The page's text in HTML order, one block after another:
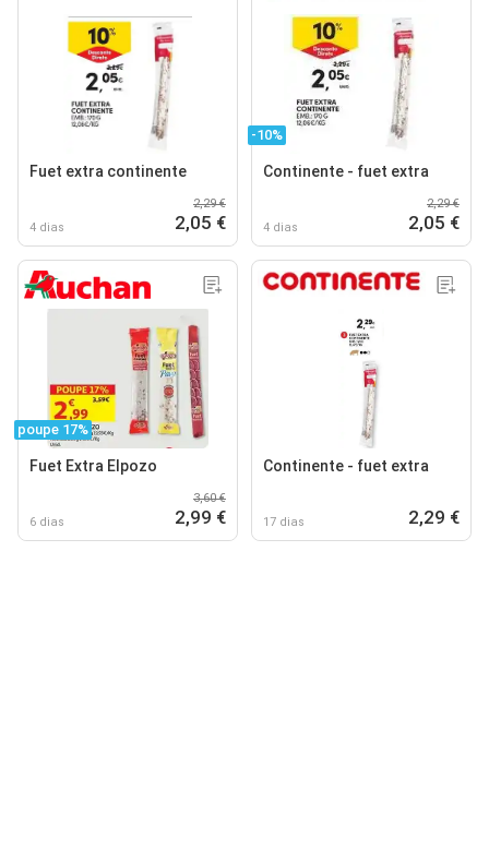
Fuet extra continente
4 dias
2,29 €
2,05 €
-10%
Continente - fuet extra
4 dias
2,29 €
2,05 €
poupe 17%
Fuet Extra Elpozo
6 dias
3,60 €
2,99 €
Continente - fuet extra
17 dias 2,29 €